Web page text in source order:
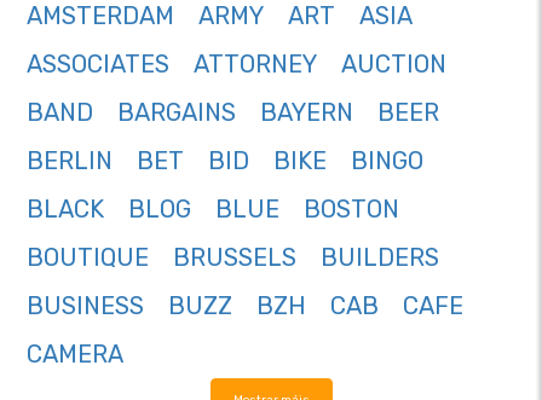
AMSTERDAM
ARMY ART
ASIA
ASSOCIATES
ATTORNEY
AUCTION
BAND
BARGAINS BAYERN
BEER
BERLIN
BET BID BIKE
BINGO
BLACK
BLOG BLUE
BOSTON
BOUTIQUE
BRUSSELS
BUILDERS
BUSINESS
BUZZ BZH CAB
CAFE
CAMERA